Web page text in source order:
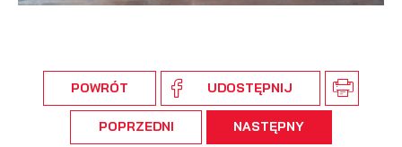
POWRÓT UDOSTĘPNIJ
POPRZEDNI NASTĘPNY